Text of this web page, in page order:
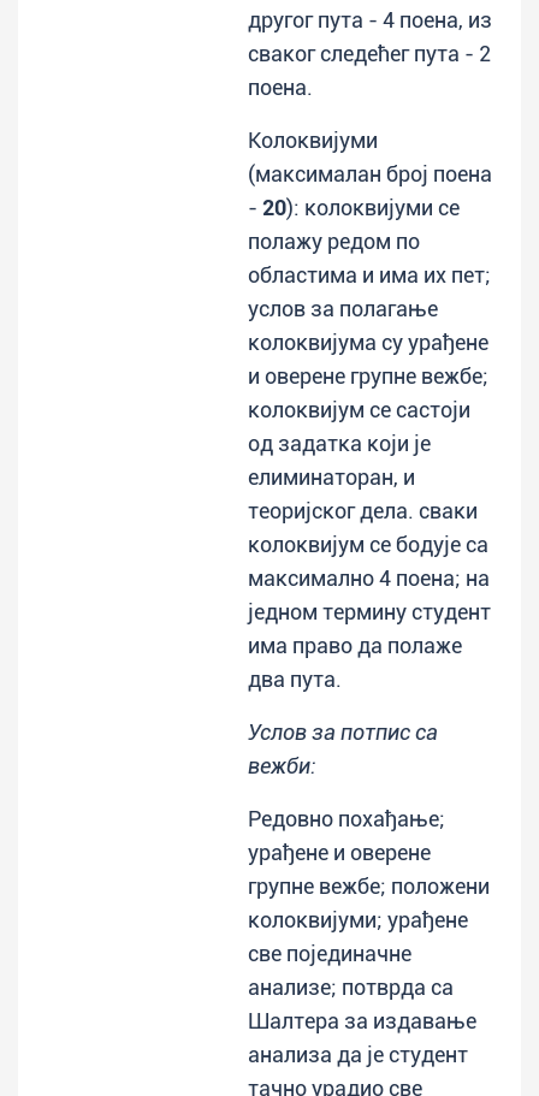
другог пута - 4 поена, из
сваког следећег пута - 2
поена.
Колоквијуми
(максималан број поена
- 20): колоквијуми се
полажу редом по
областима и има их пет;
услов за полагање
колоквијума су урађене
и оверене групне вежбе;
колоквијум се састоји
од задатка који је
елиминаторан, и
теоријског дела. сваки
колоквијум се бодује са
максимално 4 поена; на
једном термину студент
има право да полаже
два пута.
Услов за потпис са
вежби:
Редовно похађање;
урађене и оверене
групне вежбе; положени
колоквијуми; урађене
све појединачне
анализе; потврда са
Шалтера за издавање
анализа да је студент
тачно урадио све